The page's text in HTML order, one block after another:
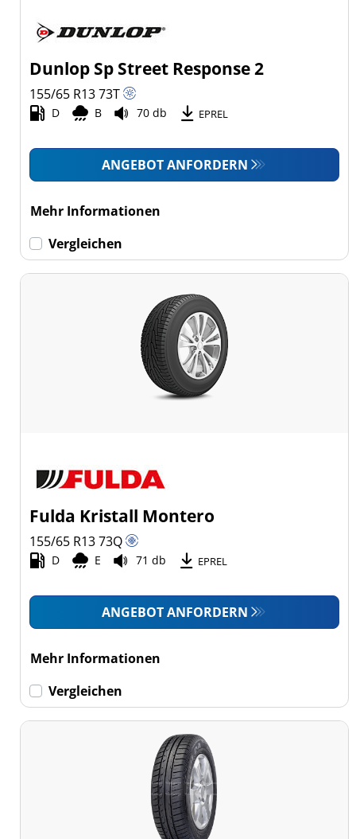
Dunlop Sp Street Response 2
155/65 R1373T
D B 70 db EPREL
ANGEBOT ANFORDERN
Mehr Informationen
Vergleichen
Fulda Kristall Montero
155/65 R1373Q
D E 71 db EPREL
ANGEBOT ANFORDERN
Mehr Informationen
Vergleichen